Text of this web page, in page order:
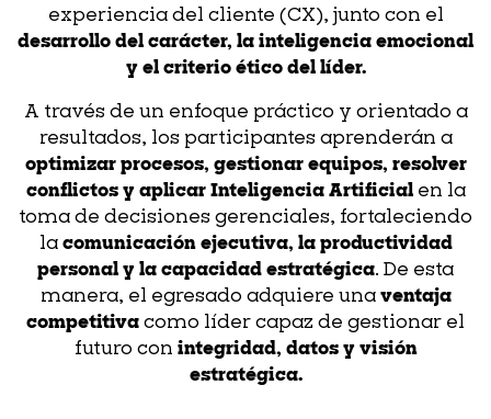
experiencia del cliente (CX), junto con el
desarrollo del carácter, la inteligencia emocional
y el criterio ético del líder.
A través de un enfoque práctico y orientado a
resultados, los participantes aprenderán a
optimizar procesos, gestionar equipos, resolver
conflictos y aplicar Inteligencia Artificialen la
toma de decisiones gerenciales, fortaleciendo
la comunicación ejecutiva, la productividad
personal y la capacidad estratégica. De esta
manera, el egresado adquiere una ventaja
competitiva como líder capaz de gestionar el
futuro con integridad, datos y visión
estratégica.